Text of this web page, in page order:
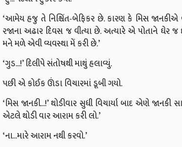
‘આમેય હજુ તે નિશ્ચિંત-બેફિકર છે. કારણ કે મિસ જાનકીએ
રજાના અઢાર દિવસ જ વીત્યા છે. અત્યારે એ પોતાને ઘેર
મને મળે એવી વ્યવસ્થા મેં કરી છે.’
‘ગુડ...!’ દિલીપે સંતોષથી માથું હલાવ્યું.
પછી એ કોઈક ઊંડા વિચારમાં ડૂબી ગયો.
‘મિસ જાનકી...!’ થોડીવાર સુધી વિચાર્યા બાદ એણે
એટલે થોડી વાર આરામ કરી લો.’
‘ના...મારે આરામ નથી કરવો.’